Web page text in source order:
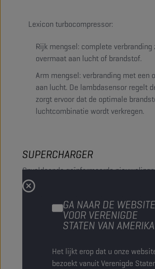
GA NAAR DE WEBSITE
VOOR VERENIGDE
STATEN VAN AMERIKA
Het lijkt erop dat u onze
bezoekt vanuit Verenigde
Lexicon turbocompressor:
Rijk mengsel: complete verbranding
overmaat aan lucht of brandstof.
Arm mengsel: verbranding met een
aan lucht. De lambdasensor regelt
zorgt ervoor dat de optimale
luchtcombinatie wordt verkregen.
SUPERCHARGER
Onvoldoende geïnformeerde
superchargers vaak met
het lezen van deze blog zullen zij deze
Superchargers en turbocompressoren
manieren. Het belangrijkste verschil is
turbocompressor restenergie